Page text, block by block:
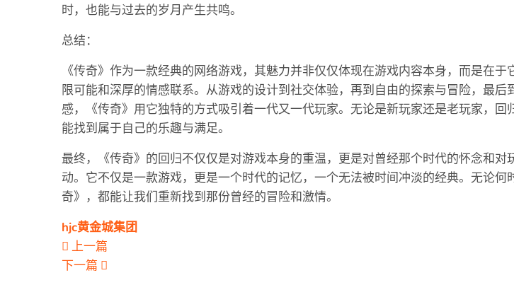
时，也能与过去的岁月产生共鸣。
总结：
《传奇》作为一款经典的网络游戏，其魅力并非仅仅体现在游戏内容本身，而是在于
限可能和深厚的情感联系。从游戏的设计到社交体验，再到自由的探索与冒险，最后
感，《传奇》用它独特的方式吸引着一代又一代玩家。无论是新玩家还是老玩家，回
能找到属于自己的乐趣与满足。
最终，《传奇》的回归不仅仅是对游戏本身的重温，更是对曾经那个时代的怀念和对
动。它不仅是一款游戏，更是一个时代的记忆，一个无法被时间冲淡的经典。无论何
奇》，都能让我们重新找到那份曾经的冒险和激情。
hjc黄金城集团
上一篇
下一篇